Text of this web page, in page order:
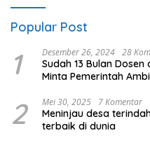
Popular Post
1 Desember 26, 2024 28
Sudah 13 Bulan
Minta Pemerintah
2 Mei 30, 2025 7 Komentar
Meninjau desa
terbaik di dunia